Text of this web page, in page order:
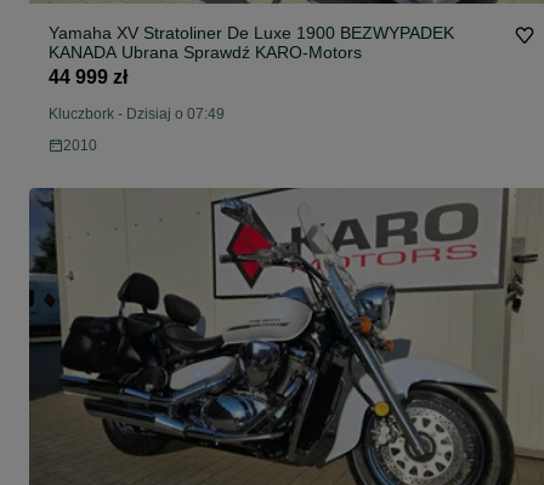
Yamaha XV Stratoliner De Luxe 1900 BEZWYPADEK
KANADA Ubrana Sprawdź KARO-Motors
44 999 zł
Kluczbork - Dzisiaj o 07:49
2010